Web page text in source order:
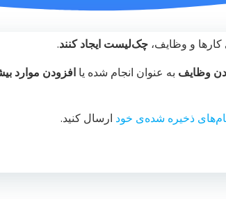
کارها و وظایف، چک‌لیست ایجاد کنند.
وظایف به عنوان انجام شده یا افزودن موارد
ذخیره شده‌ی خود ارسال کنید.